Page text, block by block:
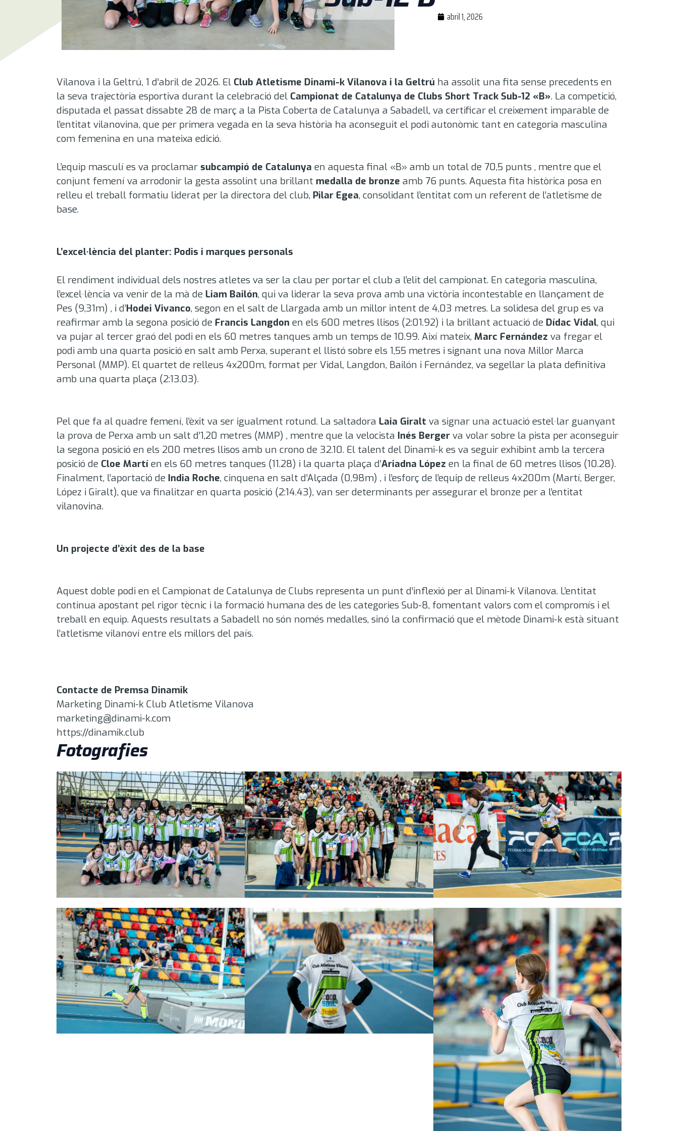
abril 1, 2026
Vilanova i la Geltrú, 1 d’abril de 2026. El Club Atletisme Dinami-k Vilanova i la Geltrú ha assolit una fita sense precedents en
la seva trajectòria esportiva durant la celebració del Campionat de Catalunya de Clubs Short Track Sub-12 «B». La competició,
disputada el passat dissabte 28 de març a la Pista Coberta de Catalunya a Sabadell, va certificar el creixement imparable de
l’entitat vilanovina, que per primera vegada en la seva història ha aconseguit el podi autonòmic tant en categoria masculina
com femenina en una mateixa edició.
L’equip masculí es va proclamar subcampió de Catalunya en aquesta final «B» amb un total de 70,5 punts , mentre que el
conjunt femení va arrodonir la gesta assolint una brillant medalla de bronze amb 76 punts. Aquesta fita històrica posa en
relleu el treball formatiu liderat per la directora del club, Pilar Egea, consolidant l’entitat com un referent de l’atletisme de
base.
L’excel·lència del planter: Podis i marques personals
El rendiment individual dels nostres atletes va ser la clau per portar el club a l’elit del campionat. En categoria masculina,
l’excel·lència va venir de la mà de Liam Bailón, qui va liderar la seva prova amb una victòria incontestable en llançament de
Pes (9,31m) , i d’Hodei Vivanco, segon en el salt de Llargada amb un millor intent de 4,03 metres. La solidesa del grup es va
reafirmar amb la segona posició de Francis Langdon en els 600 metres llisos (2:01.92) i la brillant actuació de Dídac Vidal, qui
va pujar al tercer graó del podi en els 60 metres tanques amb un temps de 10.99. Així mateix, Marc Fernández va fregar el
podi amb una quarta posició en salt amb Perxa, superant el llistó sobre els 1,55 metres i signant una nova Millor Marca
Personal (MMP). El quartet de relleus 4x200m, format per Vidal, Langdon, Bailón i Fernández, va segellar la plata definitiva
amb una quarta plaça (2:13.03).
Pel que fa al quadre femení, l’èxit va ser igualment rotund. La saltadora Laia Giralt va signar una actuació estel·lar guanyant
la prova de Perxa amb un salt d’1,20 metres (MMP) , mentre que la velocista Inés Berger va volar sobre la pista per aconseguir
la segona posició en els 200 metres llisos amb un crono de 32.10. El talent del Dinami-k es va seguir exhibint amb la tercera
posició de Cloe Martí en els 60 metres tanques (11.28) i la quarta plaça d’Ariadna López en la final de 60 metres llisos (10.28).
Finalment, l’aportació de India Roche, cinquena en salt d’Alçada (0,98m) , i l’esforç de l’equip de relleus 4x200m (Martí, Berger,
López i Giralt), que va finalitzar en quarta posició (2:14.43), van ser determinants per assegurar el bronze per a l’entitat
vilanovina.
Un projecte d’èxit des de la base
Aquest doble podi en el Campionat de Catalunya de Clubs representa un punt d’inflexió per al Dinami-k Vilanova. L’entitat
continua apostant pel rigor tècnic i la formació humana des de les categories Sub-8, fomentant valors com el compromís i el
treball en equip. Aquests resultats a Sabadell no són només medalles, sinó la confirmació que el mètode Dinami-k està situant
l’atletisme vilanoví entre els millors del país.
Contacte de Premsa Dinamik
Marketing Dinami-k Club Atletisme Vilanova
marketing@dinami-k.com
https://dinamik.club
Fotografies